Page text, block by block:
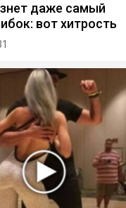
даже самый
вот хитрость